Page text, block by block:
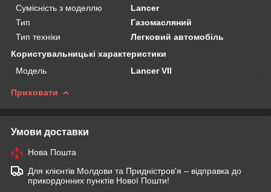
Сумісність з моделлю
Lancer
Тип
Газомасляний
Тип техніки
Легковий автомобіль
Користувальницькі характеристики
Мoдель
Lancer VII
Приховати
Умови доставки
Нова Пошта
Для клієнтів Молдови та Придністров'я – відправка до
прикордонних пунктів Нової Пошти!